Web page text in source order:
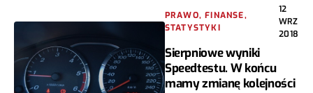
PRAWO, FINANSE,
STATYSTYKI
12
WRZ
2018
Sierpniowe wyniki
Speedtestu. W końcu
mamy zmianę kolejności